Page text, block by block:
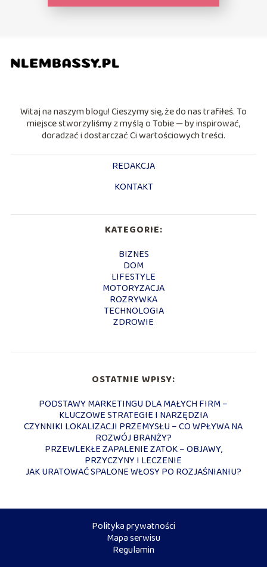
Witaj na naszym blogu! Cieszymy się, że do nas trafiłeś. To
miejsce stworzyliśmy z myślą o Tobie — by inspirować,
doradzać i dostarczać Ci wartościowych treści.
REDAKCJA
KONTAKT
KATEGORIE:
BIZNES
DOM
LIFESTYLE
MOTORYZACJA
ROZRYWKA
TECHNOLOGIA
ZDROWIE
OSTATNIE WPISY:
PODSTAWY MARKETINGU DLA MAŁYCH FIRM –
KLUCZOWE STRATEGIE I NARZĘDZIA
CZYNNIKI LOKALIZACJI PRZEMYSŁU – CO WPŁYWA NA
ROZWÓJ BRANŻY?
PRZEWLEKŁE ZAPALENIE ZATOK – OBJAWY,
PRZYCZYNY I LECZENIE
JAK URATOWAĆ SPALONE WŁOSY PO ROZJAŚNIANIU?
Polityka prywatności
Mapa serwisu
Regulamin